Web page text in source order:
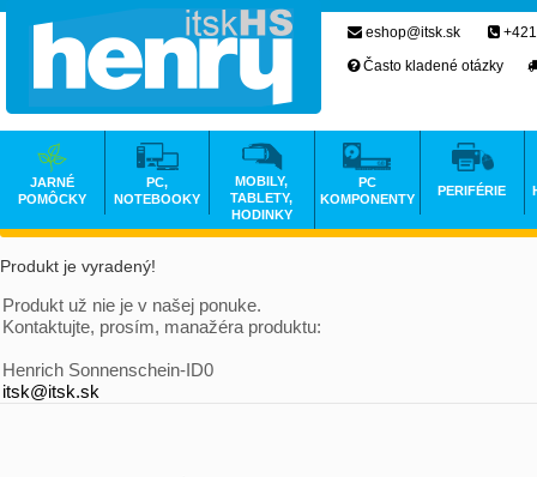
Produkt je vyradený!
Produkt už nie je v našej ponuke.
Kontaktujte, prosím, manažéra produktu:
Henrich Sonnenschein-ID0
itsk@itsk.sk
eshop@itsk.sk
Často kladené otázky
JARNÉ
POMÔCKY
PC,
NOTEBOOKY
MOBILY,
TABLETY,
HODINKY
PC
KOMPONENTY
PERIFÉRIE